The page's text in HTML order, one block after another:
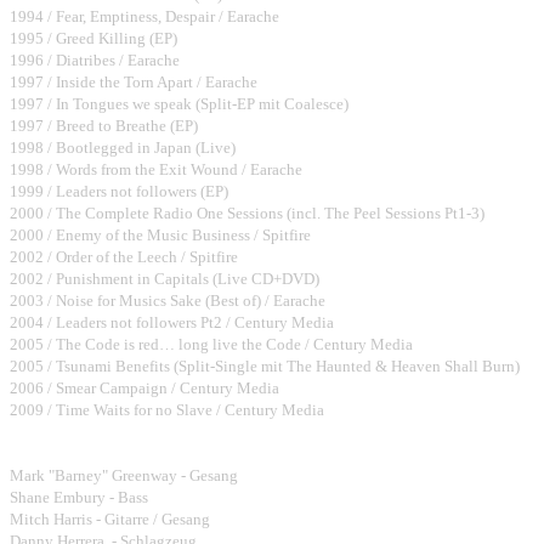
1994 / Fear, Emptiness, Despair / Earache
1995 / Greed Killing (EP)
1996 / Diatribes / Earache
1997 / Inside the Torn Apart / Earache
1997 / In Tongues we speak (Split-EP mit Coalesce)
1997 / Breed to Breathe (EP)
1998 / Bootlegged in Japan (Live)
1998 / Words from the Exit Wound / Earache
1999 / Leaders not followers (EP)
2000 / The Complete Radio One Sessions (incl. The Peel Sessions Pt1-3)
2000 / Enemy of the Music Business / Spitfire
2002 / Order of the Leech / Spitfire
2002 / Punishment in Capitals (Live CD+DVD)
2003 / Noise for Musics Sake (Best of) / Earache
2004 / Leaders not followers Pt2 / Century Media
2005 / The Code is red… long live the Code / Century Media
2005 / Tsunami Benefits (Split-Single mit The Haunted & Heaven Shall Burn)
2006 / Smear Campaign / Century Media
2009 / Time Waits for no Slave / Century Media
Mark "Barney" Greenway - Gesang
Shane Embury - Bass
Mitch Harris - Gitarre / Gesang